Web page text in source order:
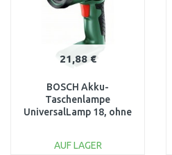
21,88 €
BOSCH Akku-
Taschenlampe
UniversalLamp 18, ohne
AUF LAGER